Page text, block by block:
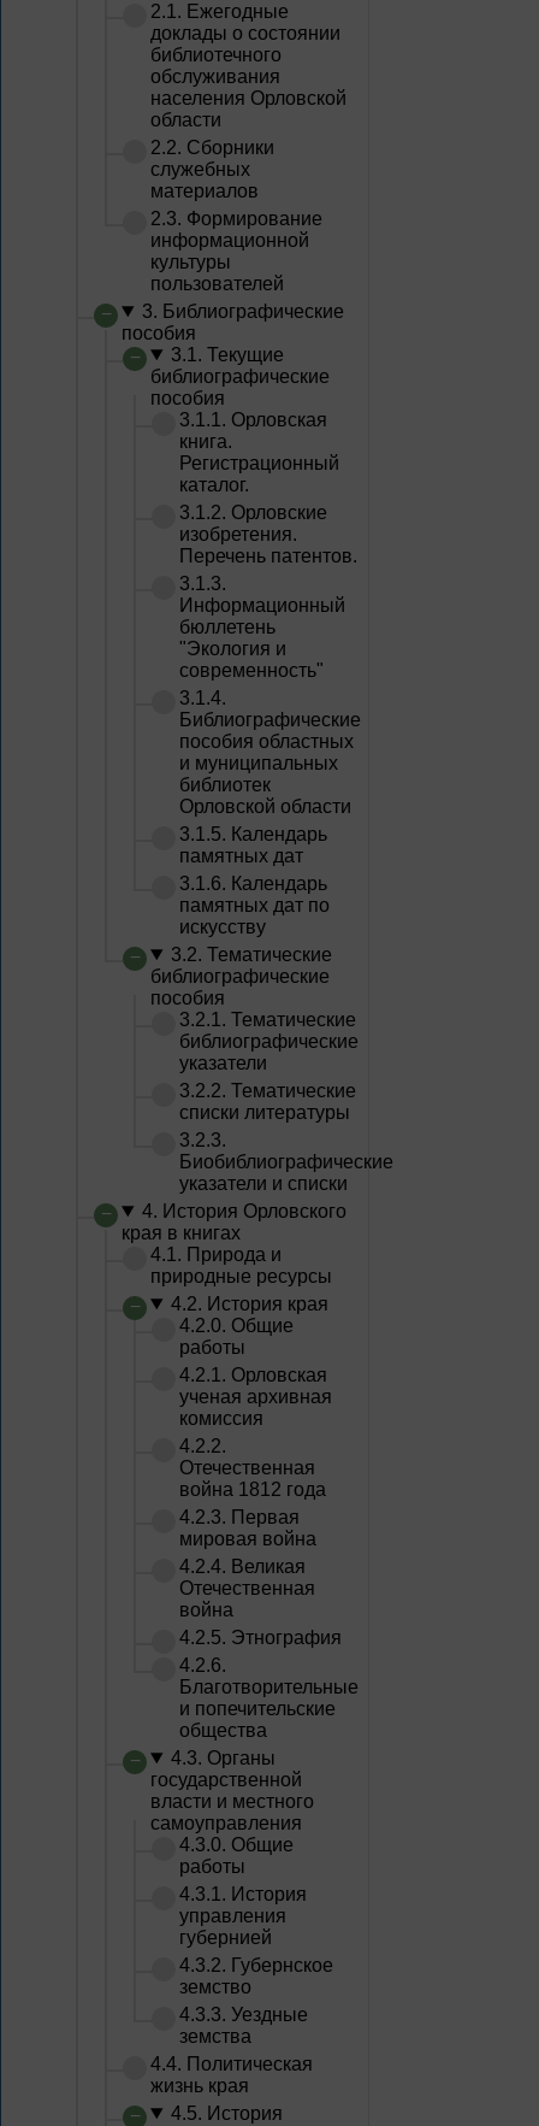
2.1. Ежегодные
доклады о состоянии
библиотечного
обслуживания
населения Орловской
области
2.2. Сборники
служебных
материалов
2.3. Формирование
информационной
культуры
пользователей
3. Библиографические
пособия
3.1. Текущие
библиографические
пособия
3.1.1. Орловская
книга.
Регистрационный
каталог.
3.1.2. Орловские
изобретения.
Перечень патентов.
3.1.3.
Информационный
бюллетень
"Экология и
современность"
3.1.4.
Библиографические
пособия областных
и муниципальных
библиотек
Орловской области
3.1.5. Календарь
памятных дат
3.1.6. Календарь
памятных дат по
искусству
3.2. Тематические
библиографические
пособия
3.2.1. Тематические
библиографические
указатели
3.2.2. Тематические
списки литературы
3.2.3.
Биобиблиографические
указатели и списки
4. История Орловского
края в книгах
4.1. Природа и
природные ресурсы
4.2. История края
4.2.0. Общие
работы
4.2.1. Орловская
ученая архивная
комиссия
4.2.2.
Отечественная
война 1812 года
4.2.3. Первая
мировая война
4.2.4. Великая
Отечественная
война
4.2.5. Этнография
4.2.6.
Благотворительные
и попечительские
общества
4.3. Органы
государственной
власти и местного
самоуправления
4.3.0. Общие
работы
4.3.1. История
управления
губернией
4.3.2. Губернское
земство
4.3.3. Уездные
земства
4.4. Политическая
жизнь края
4.5. История